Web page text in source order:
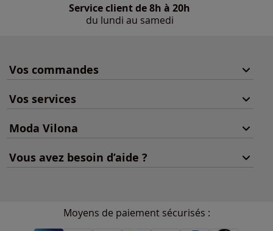
Service client de 8h à 20h
du lundi au samedi
Vos commandes
Vos services
Moda Vilona
Vous avez besoin d’aide ?
Moyens de paiement sécurisés :